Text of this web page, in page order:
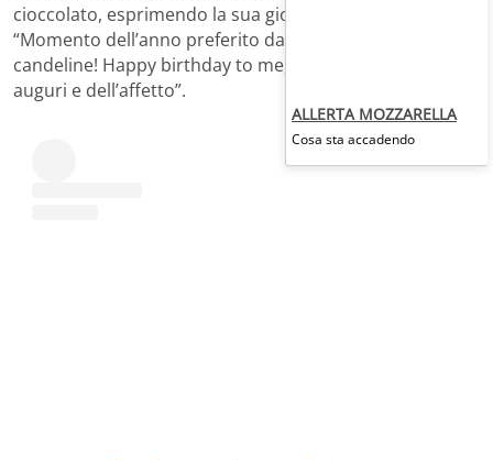
cioccolato, esprimendo la sua gioia per il
“Momento dell’anno preferito da sempre: soffiare sulle
candeline! Happy birthday to me, grazie a tutti degli
auguri e dell’affetto”.
ALLERTA MOZZARELLA
Cosa sta accadendo